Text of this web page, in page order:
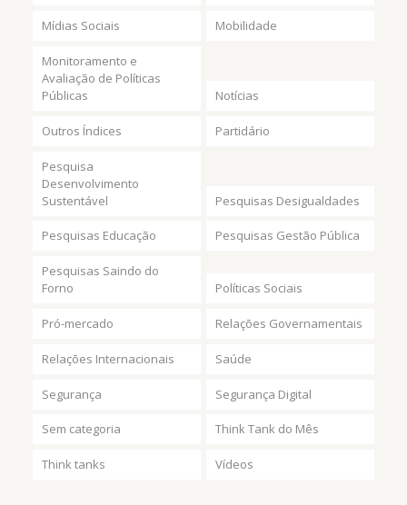
Mídias Sociais Mobilidade
Monitoramento e
Avaliação de Políticas
Públicas
Notícias
Outros Índices Partidário
Pesquisa
Desenvolvimento
Sustentável
Pesquisas Desigualdades
Pesquisas Educação Pesquisas Gestão Pública
Pesquisas Saindo do
Forno
Políticas Sociais
Pró-mercado Relações Governamentais
Relações Internacionais Saúde
Segurança Segurança Digital
Sem categoria Think Tank do Mês
Think tanks Vídeos